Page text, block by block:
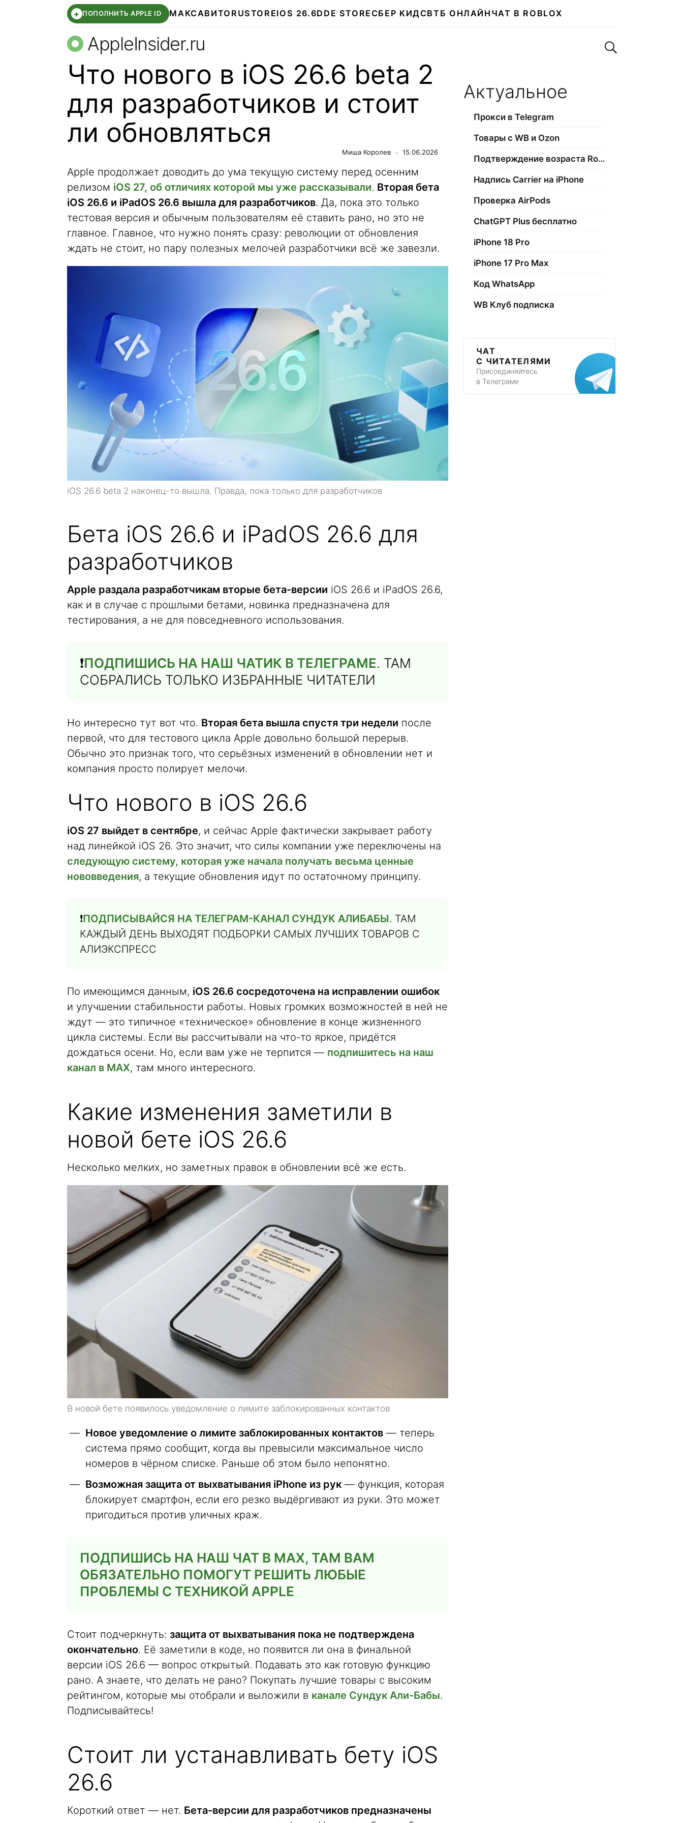
+ ПОПОЛНИТЬ APPLE ID МАКСАВИТО RUSTOREIOS 26.6DDE STORE СБЕР КИДСВТБ ОНЛАЙН ЧАТ В ROBLOX
AppleInsider.ru Поиск по сайту
Что нового в iOS 26.6 beta 2
для разработчиков и стоит
ли обновляться
Миша Королев 15.06.2026
Apple продолжает доводить до ума текущую систему перед осенним
релизом iOS 27, об отличиях которой мы уже рассказывали. Вторая бета
iOS 26.6 и iPadOS 26.6 вышла для разработчиков. Да, пока это только
тестовая версия и обычным пользователям её ставить рано, но это не
главное. Главное, что нужно понять сразу: революции от обновления
ждать не стоит, но пару полезных мелочей разработчики всё же завезли.
iOS 26.6 beta 2 наконец-то вышла. Правда, пока только для разработчиков
Бета iOS 26.6 и iPadOS 26.6 для
разработчиков
Apple раздала разработчикам вторые бета-версии iOS 26.6 и iPadOS 26.6,
как и в случае с прошлыми бетами, новинка предназначена для
тестирования, а не для повседневного использования.
❗️ПОДПИШИСЬ НА НАШ ЧАТИК В ТЕЛЕГРАМЕ. ТАМ
СОБРАЛИСЬ ТОЛЬКО ИЗБРАННЫЕ ЧИТАТЕЛИ
Но интересно тут вот что. Вторая бета вышла спустя три недели после
первой, что для тестового цикла Apple довольно большой перерыв.
Обычно это признак того, что серьёзных изменений в обновлении нет и
компания просто полирует мелочи.
Что нового в iOS 26.6
iOS 27 выйдет в сентябре, и сейчас Apple фактически закрывает работу
над линейкой iOS 26. Это значит, что силы компании уже переключены на
следующую систему, которая уже начала получать весьма ценные
нововведения, а текущие обновления идут по остаточному принципу.
❗️ПОДПИСЫВАЙСЯ НА ТЕЛЕГРАМ-КАНАЛ СУНДУК АЛИБАБЫ. ТАМ
КАЖДЫЙ ДЕНЬ ВЫХОДЯТ ПОДБОРКИ САМЫХ ЛУЧШИХ ТОВАРОВ С
АЛИЭКСПРЕСС
По имеющимся данным, iOS 26.6 сосредоточена на исправлении ошибок
и улучшении стабильности работы. Новых громких возможностей в ней не
ждут — это типичное «техническое» обновление в конце жизненного
цикла системы. Если вы рассчитывали на что-то яркое, придётся
дождаться осени. Но, если вам уже не терпится — подпишитесь на наш
канал в MAX, там много интересного.
Какие изменения заметили в
новой бете iOS 26.6
Несколько мелких, но заметных правок в обновлении всё же есть.
В новой бете появилось уведомление о лимите заблокированных контактов
Новое уведомление о лимите заблокированных контактов — теперь
система прямо сообщит, когда вы превысили максимальное число
номеров в чёрном списке. Раньше об этом было непонятно.
Возможная защита от выхватывания iPhone из рук — функция, которая
блокирует смартфон, если его резко выдёргивают из руки. Это может
пригодиться против уличных краж.
ПОДПИШИСЬ НА НАШ ЧАТ В MAX, ТАМ ВАМ
ОБЯЗАТЕЛЬНО ПОМОГУТ РЕШИТЬ ЛЮБЫЕ
ПРОБЛЕМЫ С ТЕХНИКОЙ APPLE
Стоит подчеркнуть: защита от выхватывания пока не подтверждена
окончательно. Её заметили в коде, но появится ли она в финальной
версии iOS 26.6 — вопрос открытый. Подавать это как готовую функцию
рано. А знаете, что делать не рано? Покупать лучшие товары с высоким
рейтингом, которые мы отобрали и выложили в канале Сундук Али-Бабы.
Подписывайтесь!
Стоит ли устанавливать бету iOS
26.6
Короткий ответ — нет. Бета-версии для разработчиков предназначены
Актуальное
Прокси в Telegram
Товары с WB и Ozon
Подтверждение возраста Roblox
Надпись Carrier на iPhone
Проверка AirPods
ChatGPT Plus бесплатно
iPhone 18 Pro
iPhone 17 Pro Max
Код WhatsApp
WB Клуб подписка
ЧАТ
С ЧИТАТЕЛЯМИ
Присоединяйтесь
в Телеграме